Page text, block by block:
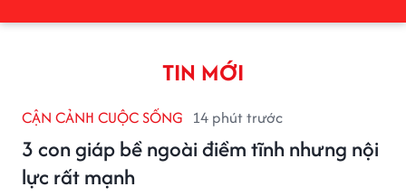
TIN MỚI
CẬN CẢNH CUỘC SỐNG 14 phút trước
3 con giáp bề ngoài điềm tĩnh nhưng nội
lực rất mạnh